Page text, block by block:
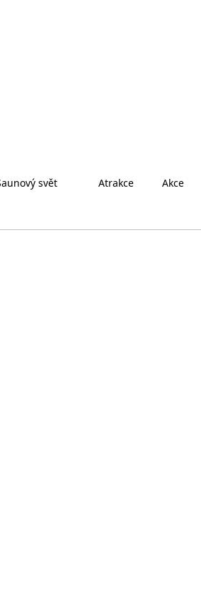
svět Atrakce Akce